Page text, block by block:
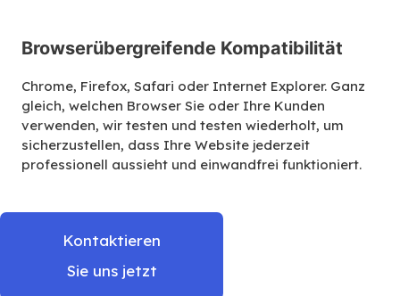
Browserübergreifende Kompatibilität
Chrome, Firefox, Safari oder Internet Explorer. Ganz
gleich, welchen Browser Sie oder Ihre Kunden
verwenden, wir testen und testen wiederholt, um
sicherzustellen, dass Ihre Website jederzeit
professionell aussieht und einwandfrei funktioniert.
Kontaktieren
Sie uns jetzt